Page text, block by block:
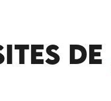
DE